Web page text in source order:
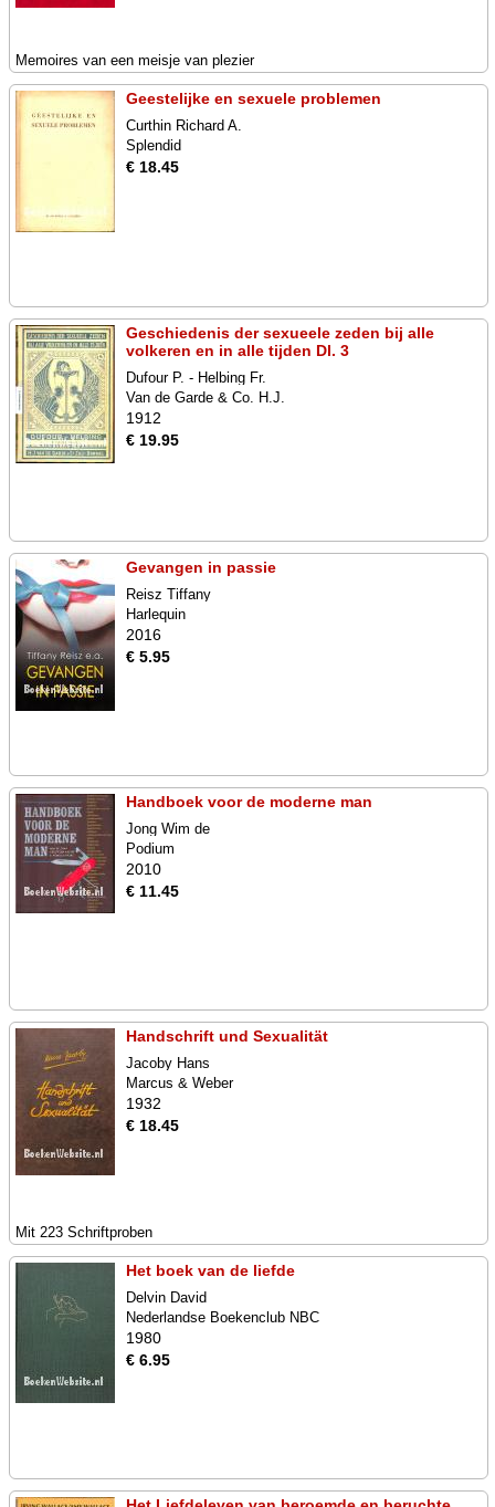
Memoires van een meisje van plezier
Geestelijke en sexuele problemen
Curthin Richard A.
Splendid
€ 18.45
Geschiedenis der sexueele zeden bij alle
volkeren en in alle tijden Dl. 3
Dufour P. - Helbing Fr.
Van de Garde & Co. H.J.
1912
€ 19.95
Gevangen in passie
Reisz Tiffany
Harlequin
2016
€ 5.95
Handboek voor de moderne man
Jong Wim de
Podium
2010
€ 11.45
Handschrift und Sexualität
Jacoby Hans
Marcus & Weber
1932
€ 18.45
Mit 223 Schriftproben
Het boek van de liefde
Delvin David
Nederlandse Boekenclub NBC
1980
€ 6.95